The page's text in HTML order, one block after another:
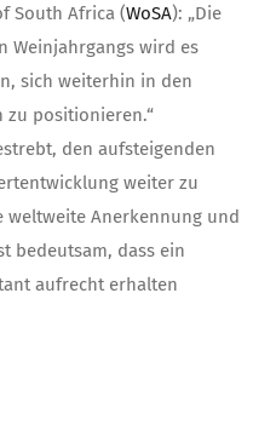
South Africa (WoSA): „Die
Weinjahrgangs wird es
sich weiterhin in den
zu positionieren.“
den aufsteigenden
weiter zu
weltweite Anerkennung und
bedeutsam, dass ein
aufrecht erhalten